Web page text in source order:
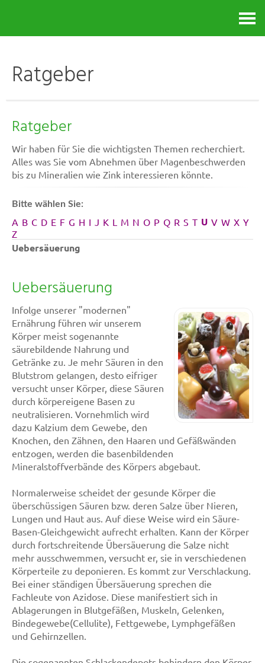
Ratgeber
Ratgeber
Wir haben für Sie die wichtigsten Themen recherchiert.
Alles was Sie vom Abnehmen über Magenbeschwerden
bis zu Mineralien wie Zink interessieren könnte.
Bitte wählen Sie:
A B C D E F G H I J K L M N O P Q R S T U V W X Y
Z
Uebersäuerung
Uebersäuerung
Infolge unserer "modernen"
Ernährung führen wir unserem
Körper meist sogenannte
säurebildende Nahrung und
Getränke zu. Je mehr Säuren in den
Blutstrom gelangen, desto eifriger
versucht unser Körper, diese Säuren
durch körpereigene Basen zu
neutralisieren. Vornehmlich wird
dazu Kalzium dem Gewebe, den
Knochen, den Zähnen, den Haaren und Gefäßwänden
entzogen, werden die basenbildenden
Mineralstoffverbände des Körpers abgebaut.
Normalerweise scheidet der gesunde Körper die
überschüssigen Säuren bzw. deren Salze über Nieren,
Lungen und Haut aus. Auf diese Weise wird ein Säure-
Basen-Gleichgewicht aufrecht erhalten. Kann der Körper
durch fortschreitende Übersäuerung die Salze nicht
mehr ausschwemmen, versucht er, sie in verschiedenen
Körperteile zu deponieren. Es kommt zur Verschlackung.
Bei einer ständigen Übersäuerung sprechen die
Fachleute von Azidose. Diese manifestiert sich in
Ablagerungen in Blutgefäßen, Muskeln, Gelenken,
Bindegewebe(Cellulite), Fettgewebe, Lymphgefäßen
und Gehirnzellen.